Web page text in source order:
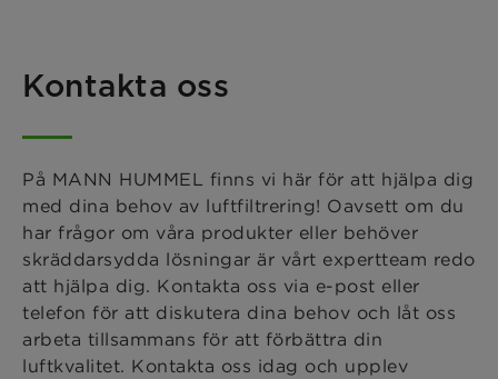
Kontakta oss
På MANN HUMMEL finns vi här för att hjälpa dig
med dina behov av luftfiltrering! Oavsett om du
har frågor om våra produkter eller behöver
skräddarsydda lösningar är vårt expertteam redo
att hjälpa dig. Kontakta oss via e-post eller
telefon för att diskutera dina behov och låt oss
arbeta tillsammans för att förbättra din
luftkvalitet. Kontakta oss idag och upplev